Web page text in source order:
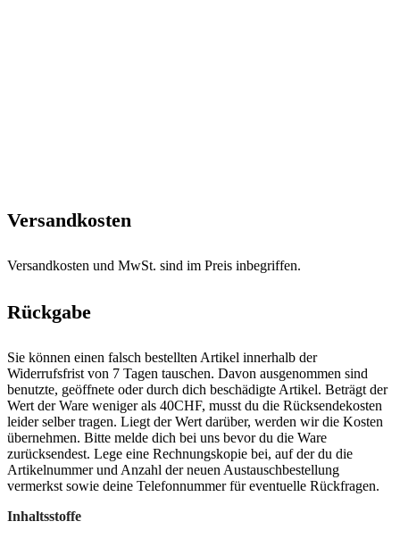
Versandkosten
Versandkosten und MwSt. sind im Preis inbegriffen.
Rückgabe
Sie können einen falsch bestellten Artikel innerhalb der
Widerrufsfrist von 7 Tagen tauschen. Davon ausgenommen sind
benutzte, geöffnete oder durch dich beschädigte Artikel. Beträgt der
Wert der Ware weniger als 40CHF, musst du die Rücksendekosten
leider selber tragen. Liegt der Wert darüber, werden wir die Kosten
übernehmen. Bitte melde dich bei uns bevor du die Ware
zurücksendest. Lege eine Rechnungskopie bei, auf der du die
Artikelnummer und Anzahl der neuen Austauschbestellung
vermerkst sowie deine Telefonnummer für eventuelle Rückfragen.
Inhaltsstoffe